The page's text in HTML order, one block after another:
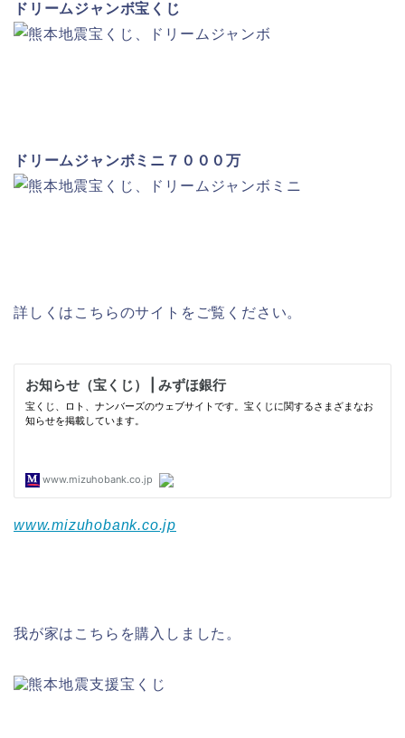
ドリームジャンボ宝くじ
ドリームジャンボミニ７０００万
詳しくはこちらのサイトをご覧ください。
www.mizuhobank.co.jp
我が家はこちらを購入しました。